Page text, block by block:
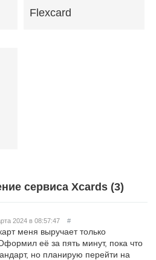
Flexcard
сервиса Xcards (3)
2024 в 08:57:47 #
меня выручает только
её за пять минут, пока что
но планирую перейти на